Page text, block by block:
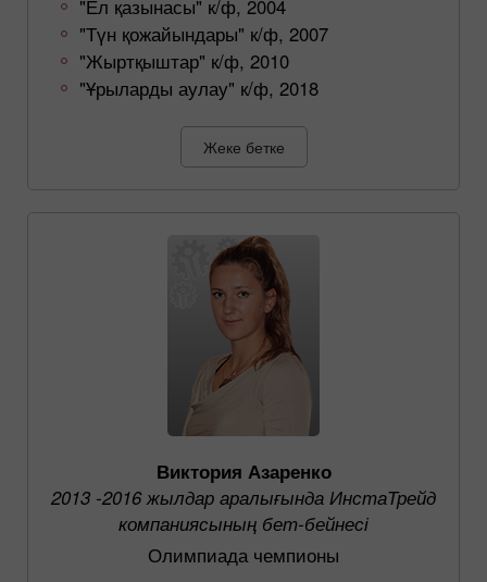
"Ел қазынасы" к/ф, 2004
"Түн қожайындары" к/ф, 2007
"Жыртқыштар" к/ф, 2010
"Ұрыларды аулау" к/ф, 2018
Жеке бетке
Виктория Азаренко
2013 -2016 жылдар аралығында ИнстаТрейд
компаниясының бет-бейнесі
Олимпиада чемпионы